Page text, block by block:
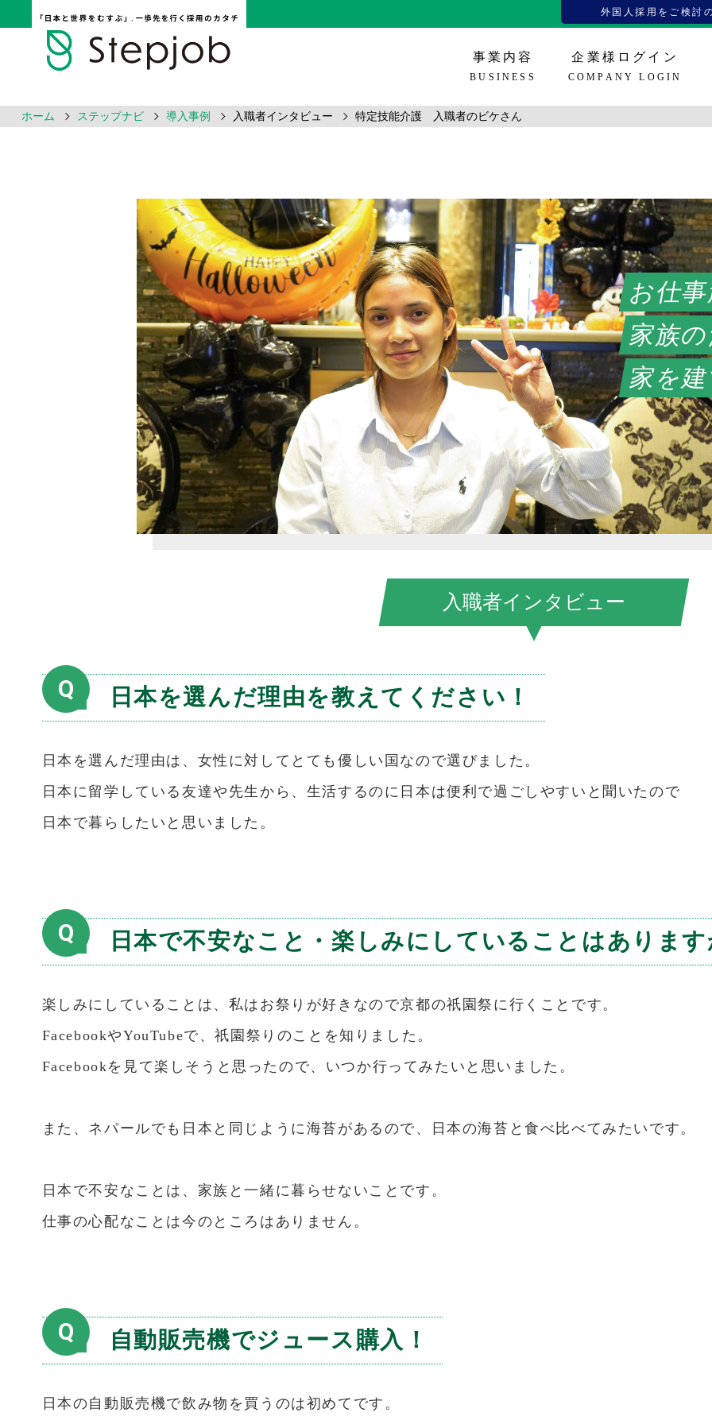
外国人採用をご検討
事業内容
BUSINESS
企業様ログイン
COMPANY LOGIN
ホーム ステップナビ 導入事例 入職者インタビュー 特定技能介護 入職者のビケさん
お仕
家族
家を
入職者インタビュー
Q 日本を選んだ理由を教えてください！
日本を選んだ理由は、女性に対してとても優しい国なので選びました。
日本に留学している友達や先生から、生活するのに日本は便利で過ごしやすいと聞いたので
日本で暮らしたいと思いました。
Q 日本で不安なこと・楽しみにしていることはありま
楽しみにしていることは、私はお祭りが好きなので京都の祇園祭に行くことです。
FacebookやYouTubeで、祇園祭りのことを知りました。
Facebookを見て楽しそうと思ったので、いつか行ってみたいと思いました。
また、ネパールでも日本と同じように海苔があるので、日本の海苔と食べ比べてみたいです。
日本で不安なことは、家族と一緒に暮らせないことです。
仕事の心配なことは今のところはありません。
Q 自動販売機でジュース購入！
日本の自動販売機で飲み物を買うのは初めてです。